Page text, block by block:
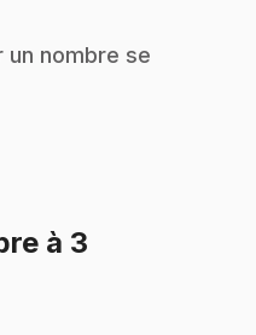
un nombre se
à 3